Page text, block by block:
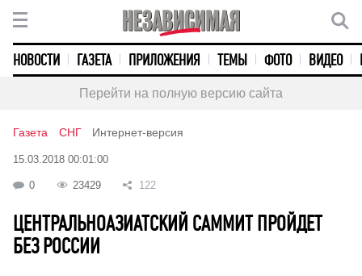
НОВОСТИ ГАЗЕТА ПРИЛОЖЕНИЯ ТЕМЫ ФОТО ВИДЕО
Перейти на полную версию сайта
Газета СНГ Интернет-версия
15.03.2018 00:01:00
0 23429 122
ЦЕНТРАЛЬНОАЗИАТСКИЙ САММИТ ПРОЙДЕТ
БЕЗ РОССИИ